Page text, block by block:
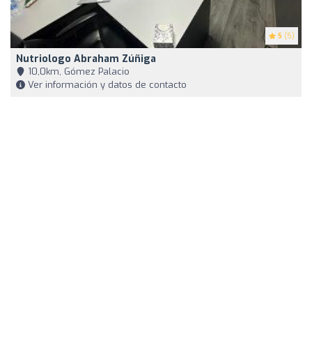
5 (5)
Nutriologo Abraham Zúñiga
10,0km, Gómez Palacio
Ver información y datos de contacto